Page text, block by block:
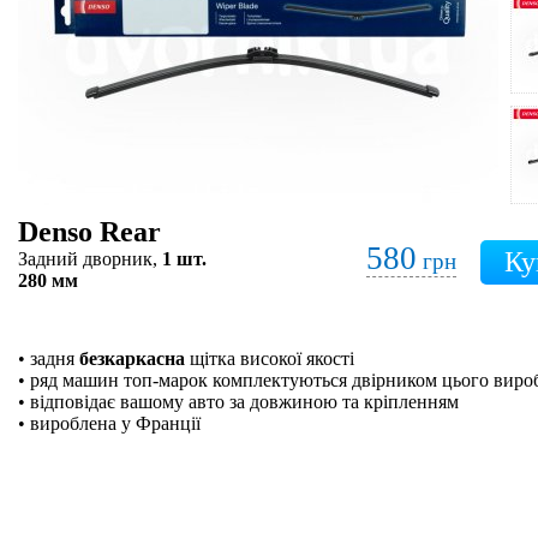
Denso Rear
Задний дворник, 1 шт.
280 мм
580 грн
• задня безкаркасна щітка високої якості
• ряд машин топ-марок комплектуються двірником цього
• відповідає вашому авто за довжиною та кріпленням
• вироблена у Франції